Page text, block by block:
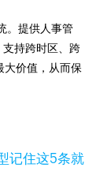
。提供人事管
持跨时区、跨
大价值，从而保